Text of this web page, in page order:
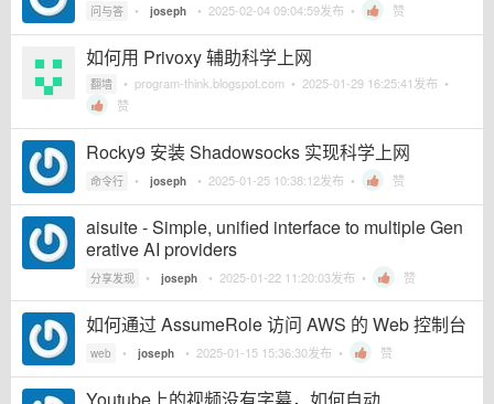
问与答 • joseph • 2025-02-04 09:04:59发布 • 赞
如何用 Privoxy 辅助科学上网
翻墙 • program-think.blogspot.com • 2025-01-29 16:25:41发布 •
赞
Rocky9 安装 Shadowsocks 实现科学上网
命令行 • joseph • 2025-01-25 10:38:12发布 • 赞
aisuite - Simple, unified interface to multiple Gen
erative AI providers
分享发现 • joseph • 2025-01-22 11:20:03发布 • 赞
如何通过 AssumeRole 访问 AWS 的 Web 控制台
web • joseph • 2025-01-15 15:36:30发布 • 赞